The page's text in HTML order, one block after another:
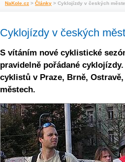
NaKole.cz > Články > Cyklojízdy v českých
Cyklojízdy v českých
S vítáním nové cyklistické
pravidelně pořádané
cyklistů v Praze, Brně,
městech.